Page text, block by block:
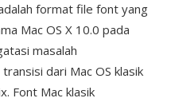
format file font yang
Mac OS X 10.0 pada
masalah
dari Mac OS klasik
Font Mac klasik